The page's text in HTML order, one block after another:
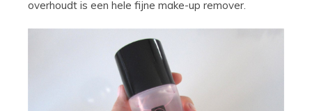
overhoudt is een hele fijne make-up remover.